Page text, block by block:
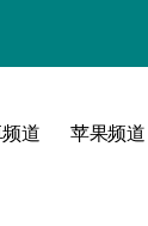
道 苹果频道